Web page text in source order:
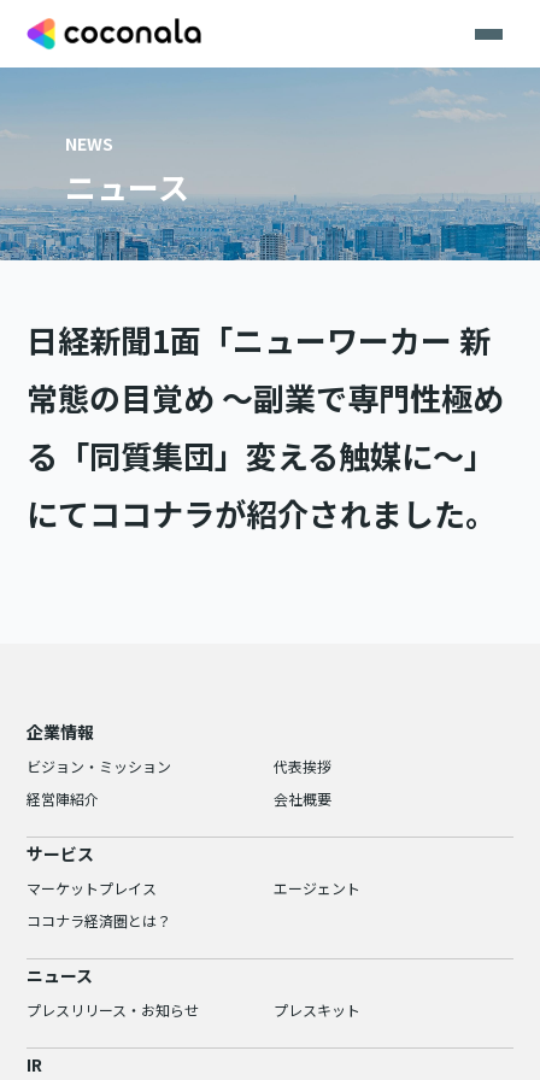
NEWS
ニュース
日経新聞1面「ニューワーカー 新
常態の目覚め 〜副業で専門性極め
る「同質集団」変える触媒に〜」
にてココナラが紹介されました。
企業情報
ビジョン・ミッション
代表挨拶
経営陣紹介
会社概要
サービス
マーケットプレイス
エージェント
ココナラ経済圏とは？
ニュース
プレスリリース・お知らせ プレスキット
IR